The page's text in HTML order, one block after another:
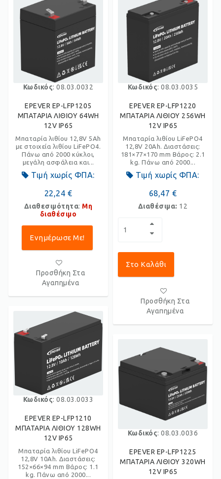
Κωδικός: 08.03.0032
EPEVER EP-LFP1205
ΜΠΑΤΑΡΙΑ ΛΙΘΙΟΥ 64WH
12V IP65
Μπαταρία λιθίου 12,8V 5Ah
με στοιχεία λιθίου LiFePO4.
Πάνω από 2000 κύκλοι,
μεγάλη ασφάλεια και...
Τιμή χωρίς ΦΠΑ:
22,24 €
Διαθεσιμότητα: Μη
διαθέσιμο
Ενημέρωσε Με!
Προσθήκη Στα
Αγαπημένα
Κωδικός: 08.03.0033
EPEVER EP-LFP1210
ΜΠΑΤΑΡΙΑ ΛΙΘΙΟΥ 128WH
12V IP65
Μπαταρία λιθίου LiFePO4
12,8V 10Ah. Διαστάσεις:
152×66×94 mm Βάρος: 1.1
kg. Πάνω από 2000...
Κωδικός: 08.03.0035
EPEVER EP-LFP1220
ΜΠΑΤΑΡΙΑ ΛΙΘΙΟΥ 256WH
12V IP65
Μπαταρία λιθίου LiFePO4
12,8V 20Ah. Διαστάσεις:
181×77×170 mm Βάρος: 2.1
kg. Πάνω από 2000...
Τιμή χωρίς ΦΠΑ:
68,47 €
Διαθέσιμα: 12
Στο Καλάθι
Προσθήκη Στα
Αγαπημένα
Κωδικός: 08.03.0036
EPEVER EP-LFP1225
ΜΠΑΤΑΡΙΑ ΛΙΘΙΟΥ 320WH
12V IP65